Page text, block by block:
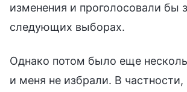
изменения и проголосовали бы
следующих выборах.
Однако потом было еще
и меня не избрали. В частности,